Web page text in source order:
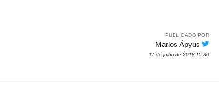
PUBLICADO POR
Marlos Ápyus
17 de julho de 2018 15:30